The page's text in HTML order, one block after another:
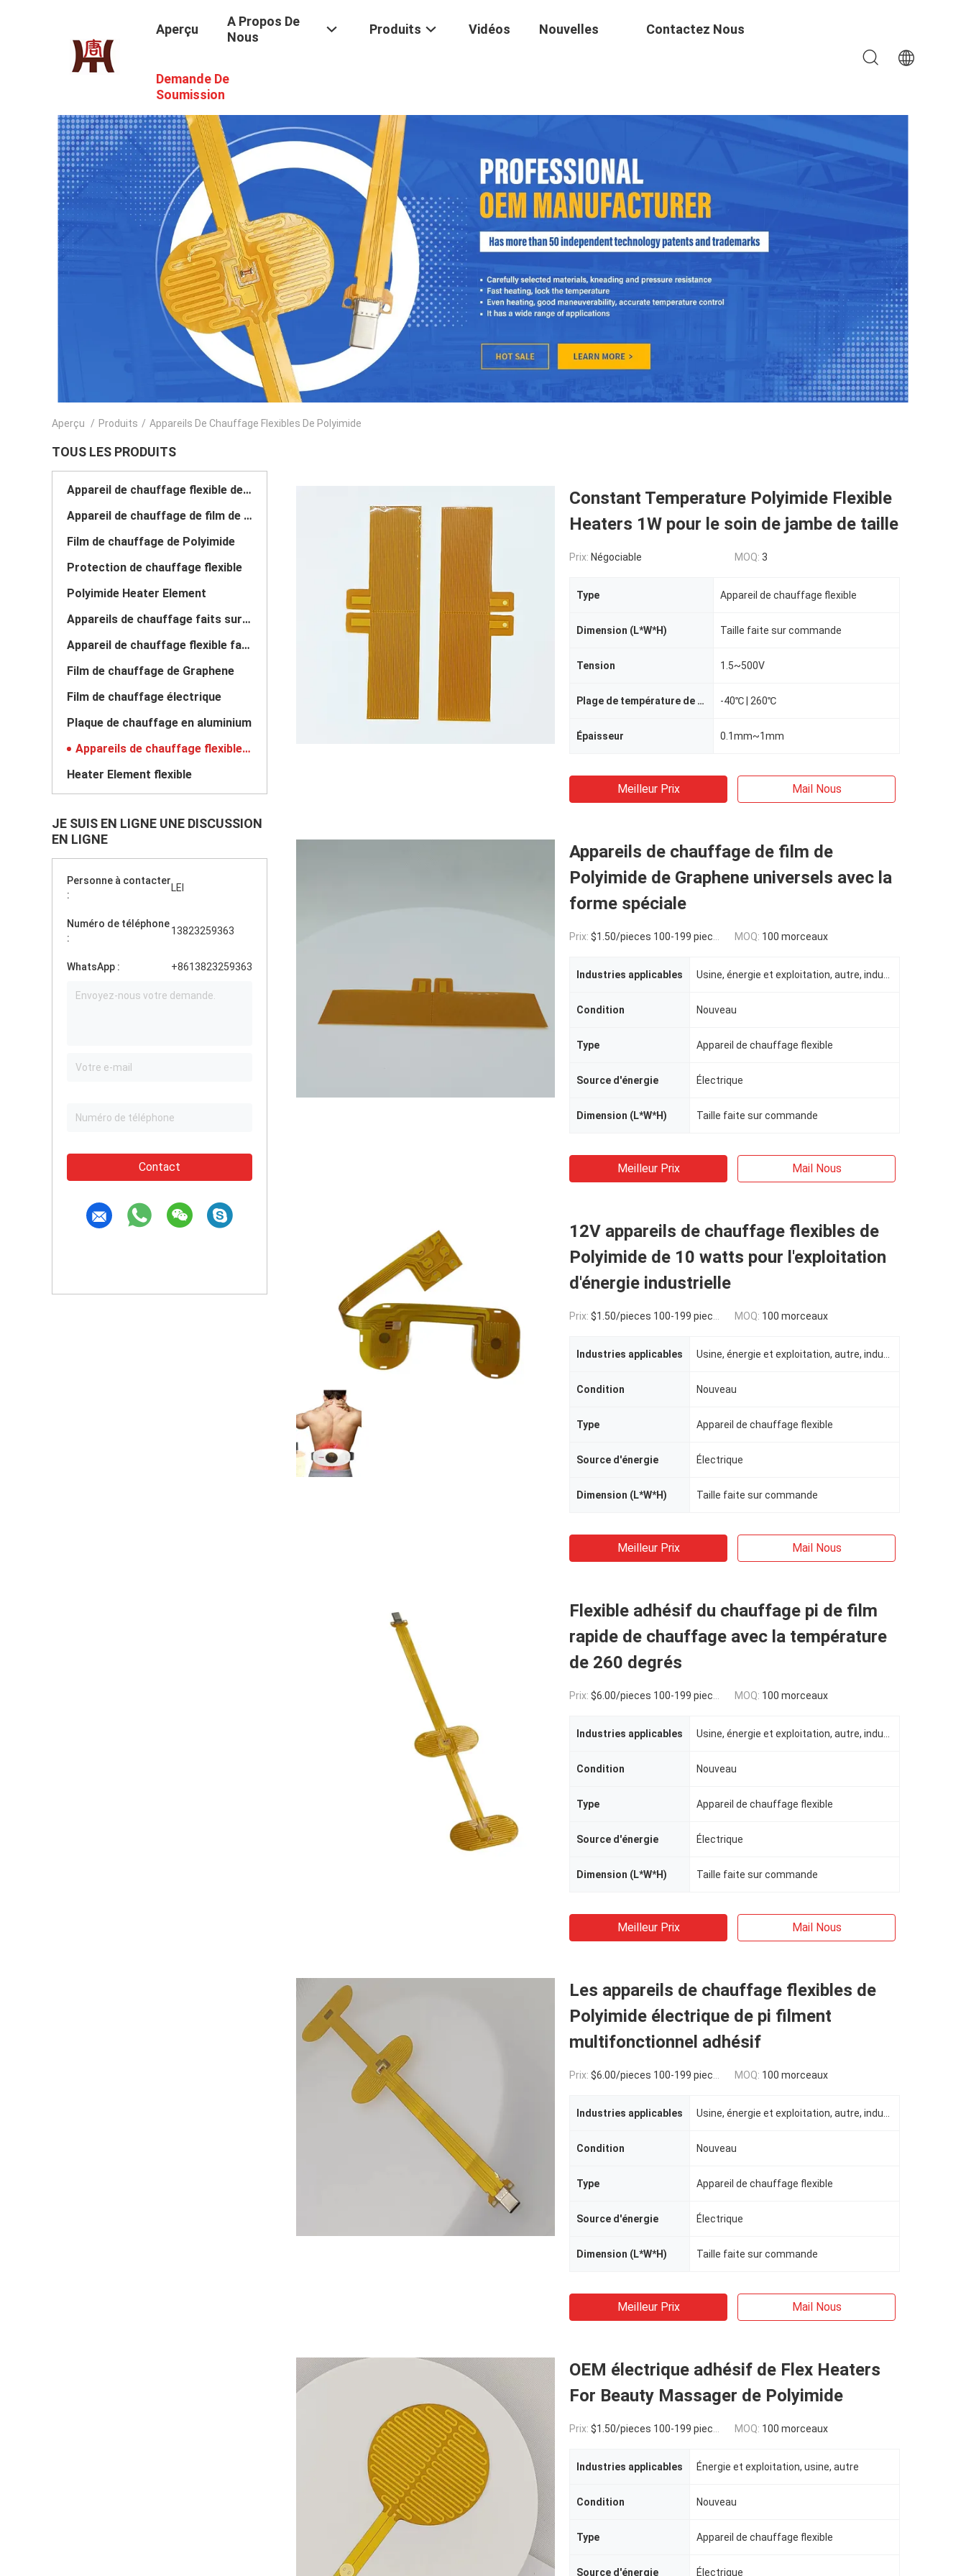
Aperçu
A Propos De
Nous
Produits Vidéos Nouvelles Contactez Nous
Demande De
Soumission
Aperçu / Produits / Appareils De Chauffage Flexibles De Polyimide
TOUS LES PRODUITS
Appareil de chauffage flexible de film
Appareil de chauffage de film de pi
Film de chauffage de Polyimide
Protection de chauffage flexible
Polyimide Heater Element
Appareils de chauffage faits sur commande de Polyimide
Appareil de chauffage flexible fait sur commande
Film de chauffage de Graphene
Film de chauffage électrique
Plaque de chauffage en aluminium
Appareils de chauffage flexibles de Polyimide
Heater Element flexible
JE SUIS EN LIGNE UNE DISCUSSION
EN LIGNE
Personne à contacter
:
LEI
Numéro de téléphone
:
13823259363
WhatsApp : +8613823259363
Contact
Constant Temperature Polyimide Flexible
Heaters 1W pour le soin de jambe de taille
Prix: Négociable MOQ: 3
Type Appareil de chauffage flexible
Dimension (L*W*H) Taille faite sur commande
Tension 1.5~500V
Plage de température de travail -40℃ | 260℃
Épaisseur 0.1mm~1mm
Meilleur Prix Mail Nous
Appareils de chauffage de film de
Polyimide de Graphene universels avec la
forme spéciale
Prix: $1.50/pieces 100-199 pieces MOQ: 100 morceaux
Industries applicables
Condition Nouveau
Type Appareil de chauffage flexible
Source d'énergie Électrique
Dimension (L*W*H) Taille faite sur commande
Meilleur Prix Mail Nous
12V appareils de chauffage flexibles de
Polyimide de 10 watts pour l'exploitation
d'énergie industrielle
Prix: $1.50/pieces 100-199 pieces MOQ: 100 morceaux
Industries applicables
Condition Nouveau
Type Appareil de chauffage flexible
Source d'énergie Électrique
Dimension (L*W*H) Taille faite sur commande
Meilleur Prix Mail Nous
Flexible adhésif du chauffage pi de film
rapide de chauffage avec la température
de 260 degrés
Prix: $6.00/pieces 100-199 pieces MOQ: 100 morceaux
Industries applicables
Condition Nouveau
Type Appareil de chauffage flexible
Source d'énergie Électrique
Dimension (L*W*H) Taille faite sur commande
Meilleur Prix Mail Nous
Les appareils de chauffage flexibles de
Polyimide électrique de pi filment
multifonctionnel adhésif
Prix: $6.00/pieces 100-199 pieces MOQ: 100 morceaux
Industries applicables
Condition Nouveau
Type Appareil de chauffage flexible
Source d'énergie Électrique
Dimension (L*W*H) Taille faite sur commande
Meilleur Prix Mail Nous
OEM électrique adhésif de Flex Heaters
For Beauty Massager de Polyimide
Prix: $1.50/pieces 100-199 pieces MOQ: 100 morceaux
Industries applicables Énergie et exploitation, usine, autre
Condition Nouveau
Type Appareil de chauffage flexible
Source d'énergie Électrique